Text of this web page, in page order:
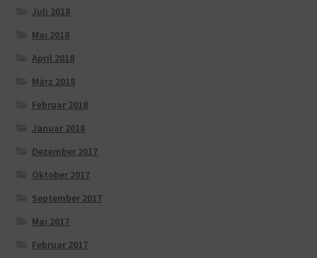
Juli 2018
Mai 2018
April 2018
März 2018
Februar 2018
Januar 2018
Dezember 2017
Oktober 2017
September 2017
Mai 2017
Februar 2017